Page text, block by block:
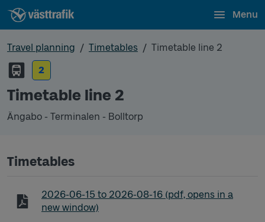
Menu
Travel planning Timetables
Timetable line 2
2
Timetable line 2
Ängabo - Terminalen - Bolltorp
Timetables
Timetable line 2 Ängabo - Terminalen - Bolltorp
2026-06-15 to 2026-08-16 (pdf, opens in a
new window)